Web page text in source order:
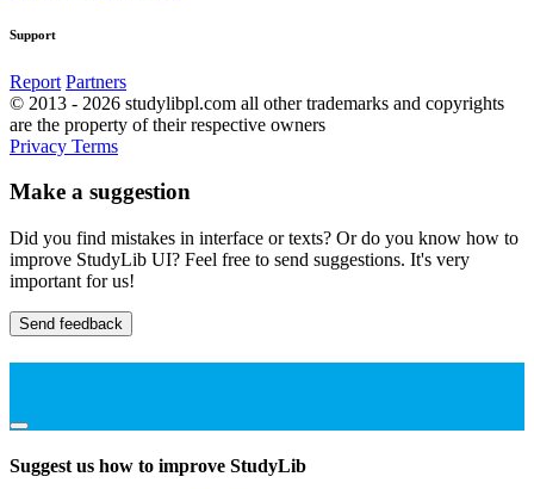
Support
Report Partners
© 2013 - 2026 studylibpl.com all other trademarks and copyrights
are the property of their respective owners
Privacy Terms
Make a suggestion
Did you find mistakes in interface or texts? Or do you know how to
improve StudyLib UI? Feel free to send suggestions. It's very
important for us!
Send feedback
Suggest us how to improve StudyLib